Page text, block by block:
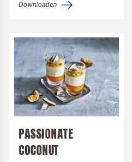
Alsa
Koopmans Professioneel
Langnese
Pizza Perfettissima
Logo's
Merken
Alsa
Dr. Oetker Professional
Koopmans Professioneel
Downloaden
PASSIONATE
COCONUT